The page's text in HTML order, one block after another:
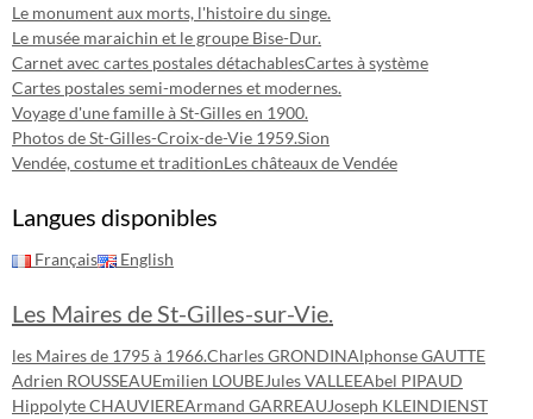
Le monument aux morts, l'histoire du singe.
Le musée maraichin et le groupe Bise-Dur.
Carnet avec cartes postales détachablesCartes à système
Cartes postales semi-modernes et modernes.
Voyage d'une famille à St-Gilles en 1900.
Photos de St-Gilles-Croix-de-Vie 1959.Sion
Vendée, costume et traditionLes châteaux de Vendée
Langues disponibles
Français English
Les Maires de St-Gilles-sur-Vie.
les Maires de 1795 à 1966.Charles GRONDINAlphonse GAUTTE
Adrien ROUSSEAUEmilien LOUBEJules VALLEEAbel PIPAUD
Hippolyte CHAUVIEREArmand GARREAUJoseph KLEINDIENST